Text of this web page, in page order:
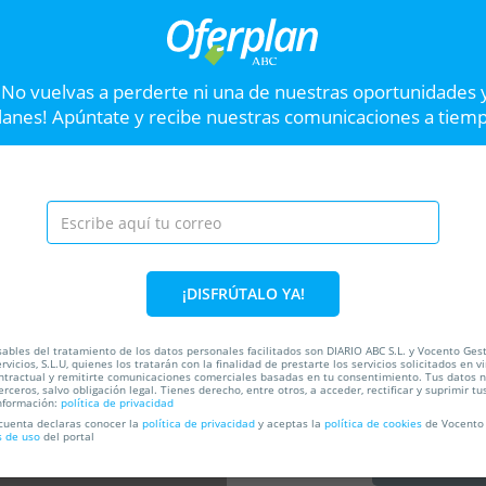
Entradas Muralla Camp con Fangoria,
Chenoa y Nancys Rubias
Hasta el 28 Ago 10
SiguienteEntradas Rosana.
Rosana protagoniza una de
conciertos al aire libre La
25%
vuelvas a perderte ni una de nuestras oportunidades
Apúntate y recibe nuestras comunicaciones a
¡DISFRÚTALO YA!
del tratamiento de los datos personales facilitados son DIARIO ABC S.L. y Vocento
S.L.U, quienes los tratarán con la finalidad de prestarte los servicios solicitados en
y remitirte comunicaciones comerciales basadas en tu consentimiento. Tus datos
salvo obligación legal. Tienes derecho, entre otros, a acceder, rectificar y suprimir
política de privacidad
declaras conocer la política de privacidad y aceptas la política de cookies de
de uso del portal